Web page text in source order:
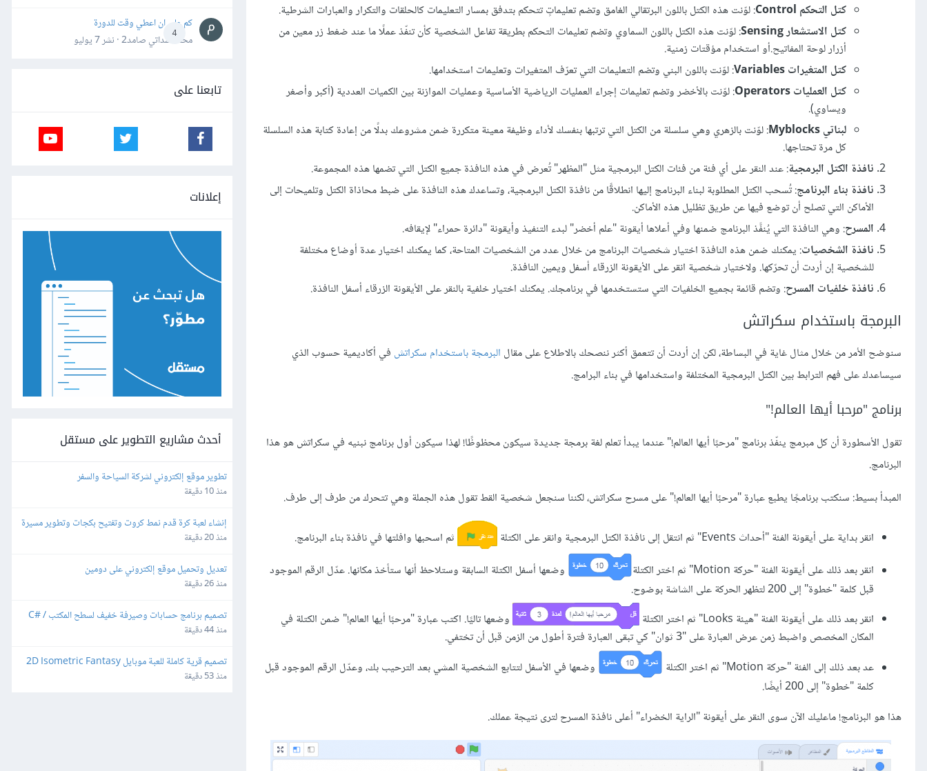
كتل التحكم Control
: لوّنت هذه الكتل باللون البرتقالي الغامق وتضم تعليماتٍ تتحكم بتدفق بمسار التعليمات كالحلقات والتكرار والعبارات الشرطية.
كتل الاستشعار Sensing
: لوّنت هذه الكتل باللون السماوي وتضم تعليمات التحكم بطريقة تفاعل الشخصية كأن تنفّذ عملًا ما عند ضغط زر معين من
أزرار لوحة المفاتيح.أو استخدام مؤقتات زمنية.
كتل المتغيرات Variables
: لوّنت باللون البني وتضم التعليمات التي تعرّف المتغيرات وتعليمات استخدامها.
كتل العمليات Operators
: لوّنت بالأخضر وتضم تعليمات إجراء العمليات الرياضية الأساسية وعمليات الموازنة بين الكميات العددية (أكبر وأصغر
ويساوي).
لبناتي Myblocks
: لوّنت بالزهري وهي سلسلة من الكتل التي ترتبها بنفسك لأداء وظيفة معينة متكررة ضمن مشروعك بدلًا من إعادة كتابة هذه السلسلة
كل مرة تحتاجها.
نافذة الكتل البرمجية: عند النقر على أي فئة من فئات الكتل البرمجية مثل "المظهر" تُعرض في هذه النافذة جميع الكتل التي تضمها هذه المجموعة.
نافذة بناء البرنامج: تُسحب الكتل المطلوبة لبناء البرنامج إليها انطلاقًا من نافذة الكتل البرمجية، وتساعدك هذه النافذة على ضبط محاذاة الكتل وتلميحات إلى
الأماكن التي تصلح أن توضع فيها عن طريق تظليل هذه الأماكن.
المسرح: وهي النافذة التي يُنفَّذ البرنامج ضمنها وفي أعلاها أيقونة "علم أخضر" لبدء التنفيذ وأيقونة "دائرة حمراء" لإيقافه.
نافذة الشخصيات: يمكنك ضمن هذه النافذة اختيار شخصيات البرنامج من خلال عدد من الشخصيات المتاحة، كما يمكنك اختيار عدة أوضاع مختلفة
للشخصية إن أردت أن تحرّكها. ولاختيار شخصية انقر على الأيقونة الزرقاء أسفل ويمين النافذة.
نافذة خلفيات المسرح: وتضم قائمة بجميع الخلفيات التي ستستخدمها في برنامجك. يمكنك اختيار خلفية بالنقر على الأيقونة الزرقاء أسفل النافذة.
البرمجة باستخدام سكراتش
سنوضح الأمر من خلال مثال غاية في البساطة، لكن إن أردت أن تتعمق أكثر ننصحك بالاطلاع على مقال البرمجة باستخدام سكراتش في أكاديمية حسوب الذي
سيساعدك على فهم الترابط بين الكتل البرمجية المختلفة واستخدامها في بناء البرامج.
برنامج "مرحبا أيها العالم!"
تقول الأسطورة أن كل مبرمج ينفّذ برنامج "مرحبًا أيها العالم!" عندما يبدأ تعلم لغة برمجة جديدة سيكون محظوظًا! لهذا سيكون أول برنامج نبنيه في سكراتش هو هذا
البرنامج.
المبدأ بسيط: سنكتب برنامجًا يطبع عبارة "مرحبًا أيها العالم!" على مسرح سكراتش، لكننا سنجعل شخصية القط تقول هذه الجملة وهي تتحرك من طرف إلى طرف.
انقر بداية على أيقونة الفئة "أحداث Events" ثم انتقل إلى نافذة الكتل البرمجية وانقر على الكتلة
ثم اسحبها وافلتها في نافذة بناء البرنامج.
انقر بعد ذلك على أيقونة الفئة "حركة Motion" ثم اختر الكتلة
وضعها أسفل الكتلة السابقة وستلاحظ أنها ستأخذ مكانها. عدّل الرقم الموجود
قبل كلمة "خطوة" إلى 200 لتظهر الحركة على الشاشة بوضوح.
انقر بعد ذلك على أيقونة الفئة "هيئة Looks" ثم اختر الكتلة
وضعها تاليًا. اكتب عبارة "مرحبًا أيها العالم!" ضمن الكتلة في
المكان المخصص واضبط زمن عرض العبارة على "3 ثوان" كي تبقى العبارة فترة أطول من الزمن قبل أن تختفي.
عد بعد ذلك إلى الفئة "حركة Motion" ثم اختر الكتلة
وضعها في الأسفل لتتابع الشخصية المشي بعد الترحيب بك، وعدّل الرقم الموجود قبل
كلمة "خطوة" إلى 200 أيضًا.
هذا هو البرنامج! ماعليك الآن سوى النقر على أيقونة "الراية الخضراء" أعلى نافذة المسرح لترى نتيجة عملك.
4
كم علي ان اعطي وقت للدورة
محمد سداتي صامد2 · نشر
7 يوليو
تابعنا على
إعلانات
أحدث مشاريع التطوير على مستقل
تطوير موقع إلكتروني لشركة السياحة والسفر
منذ 10 دقيقة
لاعب للهواتف
منذ 20 دقيقة
تعديل وتحميل موقع إلكتروني على دومين
منذ 26 دقيقة
SQLite
منذ 44 دقيقة
تصميم قرية كاملة للعبة موبايل 2D Isometric Fantasy
منذ 53 دقيقة